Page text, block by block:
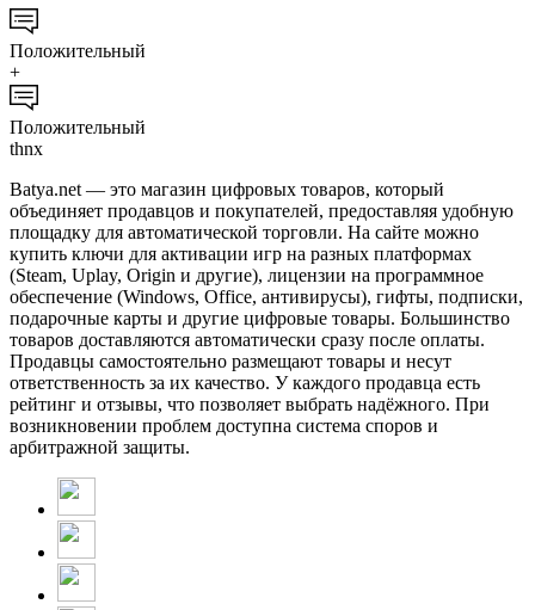
Положительный
+
Положительный
thnx
Batya.net — это магазин цифровых товаров, который
объединяет продавцов и покупателей, предоставляя удобную
площадку для автоматической торговли. На сайте можно
купить ключи для активации игр на разных платформах
(Steam, Uplay, Origin и другие), лицензии на программное
обеспечение (Windows, Office, антивирусы), гифты, подписки,
подарочные карты и другие цифровые товары. Большинство
товаров доставляются автоматически сразу после оплаты.
Продавцы самостоятельно размещают товары и несут
ответственность за их качество. У каждого продавца есть
рейтинг и отзывы, что позволяет выбрать надёжного. При
возникновении проблем доступна система споров и
арбитражной защиты.